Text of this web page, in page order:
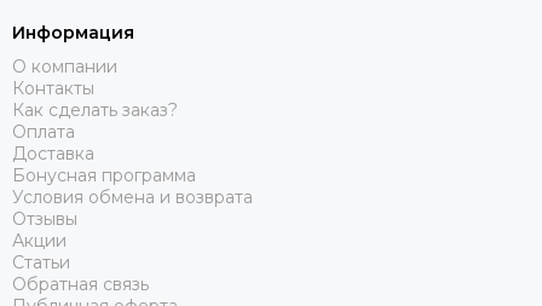
Информация
О компании
Контакты
Как сделать заказ?
Оплата
Доставка
Бонусная программа
Условия обмена и возврата
Отзывы
Акции
Статьи
Обратная связь